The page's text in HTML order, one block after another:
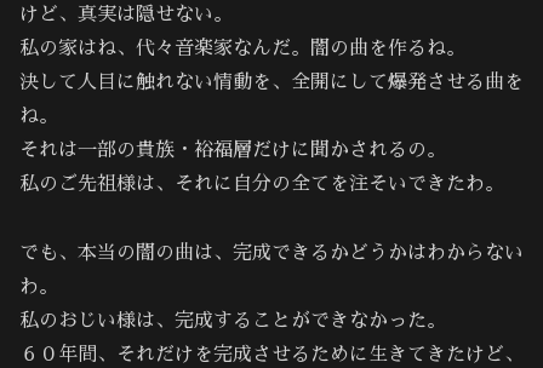
けど、真実は隠せない。
私の家はね、代々音楽家なんだ。闇の曲を作るね。
決して人目に触れない情動を、全開にして爆発させる曲を
ね。
それは一部の貴族・裕福層だけに聞かされるの。
私のご先祖様は、それに自分の全てを注そいできたわ。
でも、本当の闇の曲は、完成できるかどうかはわからない
わ。
私のおじい様は、完成することができなかった。
６０年間、それだけを完成させるために生きてきたけど、